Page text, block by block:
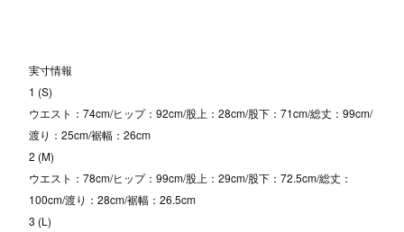
実寸情報
1 (S)
ウエスト：74cm/ヒップ：92cm/股上：28cm/股下：71cm/総丈：99cm/
渡り：25cm/裾幅：26cm
2 (M)
ウエスト：78cm/ヒップ：99cm/股上：29cm/股下：72.5cm/総丈：
100cm/渡り：28cm/裾幅：26.5cm
3 (L)